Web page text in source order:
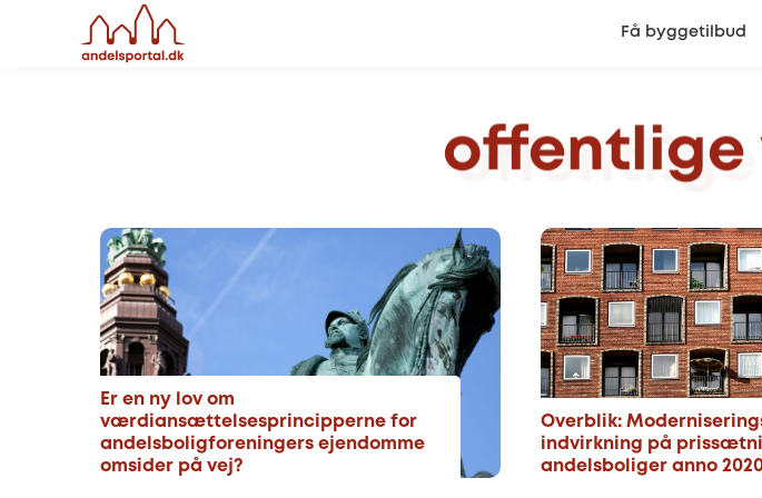
Få byggetilbud
offentlige
Er en ny lov om
værdiansættelsesprincipperne for
andelsboligforeningers ejendomme
omsider på vej?
Overblik:
indvirkning på
andelsboliger anno